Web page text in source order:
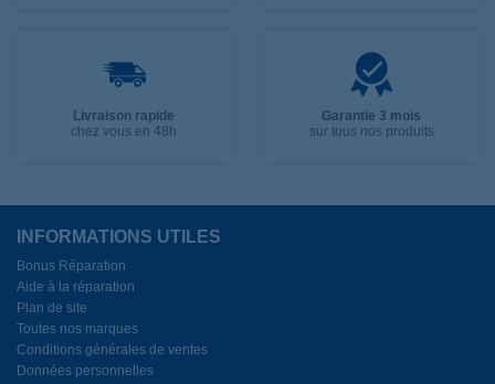
Livraison rapide
chez vous en 48h
Garantie 3 mois
sur tous nos produits
INFORMATIONS UTILES
Bonus Réparation
Aide à la réparation
Plan de site
Toutes nos marques
Conditions générales de ventes
Données personnelles